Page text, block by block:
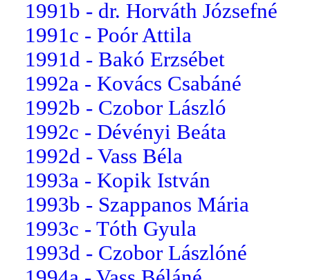
1991b - dr. Horváth Józsefné
1991c - Poór Attila
1991d - Bakó Erzsébet
1992a - Kovács Csabáné
1992b - Czobor László
1992c - Dévényi Beáta
1992d - Vass Béla
1993a - Kopik István
1993b - Szappanos Mária
1993c - Tóth Gyula
1993d - Czobor Lászlóné